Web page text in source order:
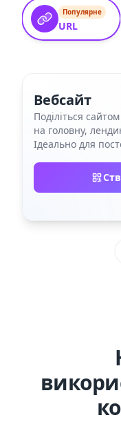
Популярне
URL
Вебсайт
Поділіться
на головну,
Ідеально для